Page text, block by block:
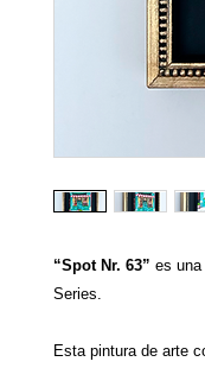
“Spot Nr. 63” es
Series.
Esta pintura de arte